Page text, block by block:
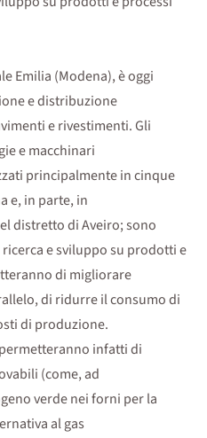
Emilia (Modena), è oggi
e distribuzione
e rivestimenti. Gli
e macchinari
principalmente in cinque
e, in parte, in
distretto di Aveiro; sono
e sviluppo su prodotti e
di migliorare
di ridurre il consumo di
di produzione.
infatti di
(come, ad
verde nei forni per la
al gas